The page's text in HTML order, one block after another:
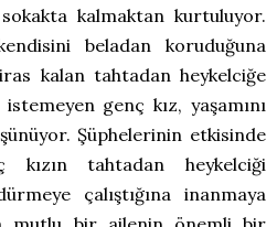
kalmaktan kurtuluyor.
beladan koruduğuna
kalan tahtadan heykelciğe
genç kız, yaşamını
Şüphelerinin etkisinde
kızın tahtadan heykelciği
çalıştığına inanmaya